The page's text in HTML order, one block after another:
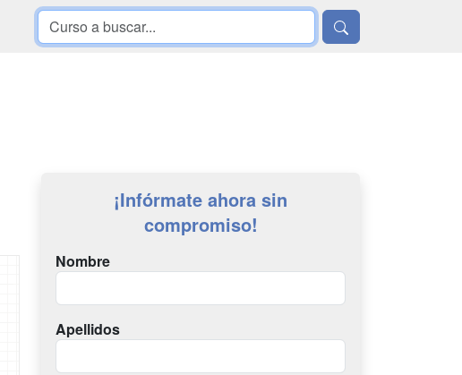
¡Infórmate ahora sin
compromiso!
Nombre
Apellidos